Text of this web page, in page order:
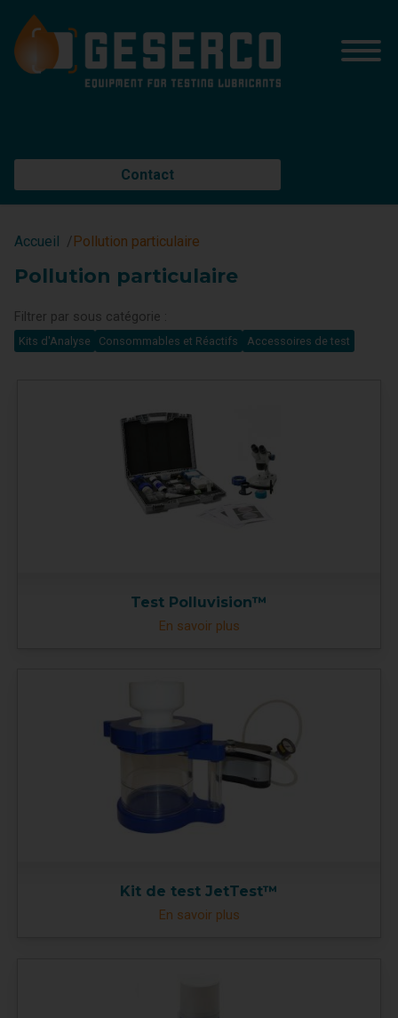
Contact
Accueil Pollution particulaire
Pollution particulaire
Filtrer par sous catégorie :
Kits d'Analyse Consommables et Réactifs Accessoires de test
Test Polluvision™
En savoir plus
Kit de test JetTest™
En savoir plus